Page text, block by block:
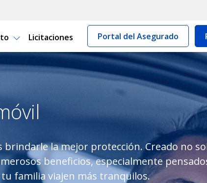
Licitaciones Portal del Asegurado
| Porto Seguro Uruguay
la mejor protección. Creado no
beneficios, especialmente
familia viajen más tranquilos.